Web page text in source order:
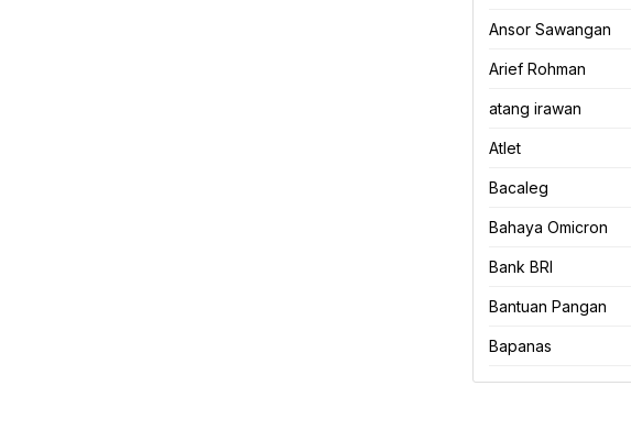
Ansor Sawangan
Arief Rohman
atang irawan
Atlet
Bacaleg
Bahaya Omicron
Bank BRI
Bantuan Pangan
Bapanas